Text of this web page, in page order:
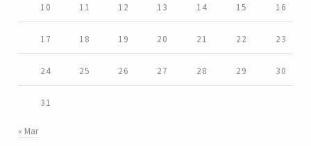
10 11 12 13 14 15 16
17 18 19 20 21 22 23
24 25 26 27 28 29 30
31
« Mar